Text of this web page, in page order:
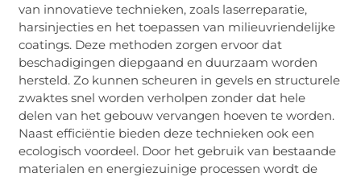
van innovatieve technieken, zoals laserreparatie,
harsinjecties en het toepassen van milieuvriendelijke
coatings. Deze methoden zorgen ervoor dat
beschadigingen diepgaand en duurzaam worden
hersteld. Zo kunnen scheuren in gevels en structurele
zwaktes snel worden verholpen zonder dat hele
delen van het gebouw vervangen hoeven te worden.
Naast efficiëntie bieden deze technieken ook een
ecologisch voordeel. Door het gebruik van bestaande
materialen en energiezuinige processen wordt de